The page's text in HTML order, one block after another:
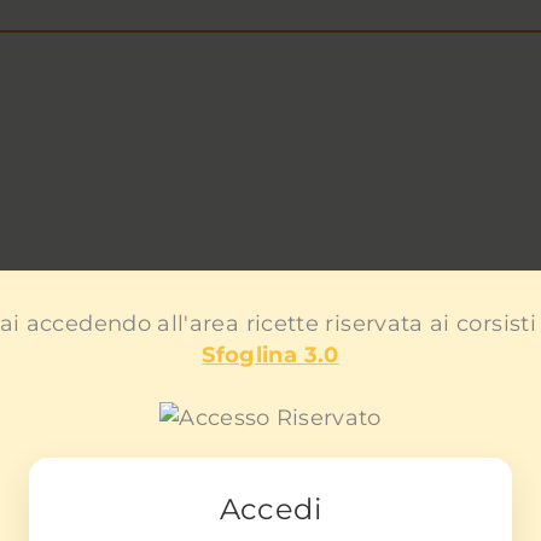
accedendo all'area ricette riservata ai
Sfoglina 3.0
Accedi